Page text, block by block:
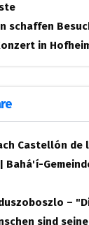
schaffen
in
Castellón de
Bahá'í-
–
sind